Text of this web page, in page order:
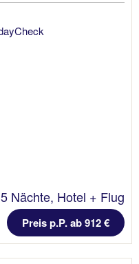
5 Nächte, Hotel + Flug
Preis p.P. ab 912 €